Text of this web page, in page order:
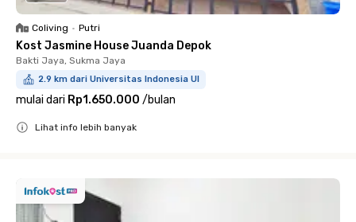
Coliving • Putri
Kost Jasmine House Juanda Depok
Bakti Jaya, Sukma Jaya
2.9 km dari Universitas Indonesia UI
mulai dari Rp1.650.000 /bulan
Lihat info lebih banyak